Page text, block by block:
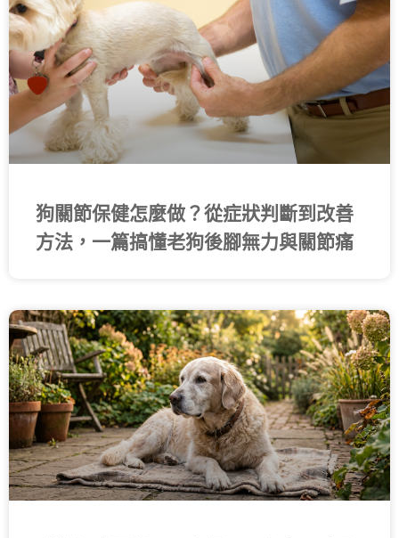
狗關節保健怎麼做？從症狀判斷到改善
方法，一篇搞懂老狗後腳無力與關節痛
面
面
面
面